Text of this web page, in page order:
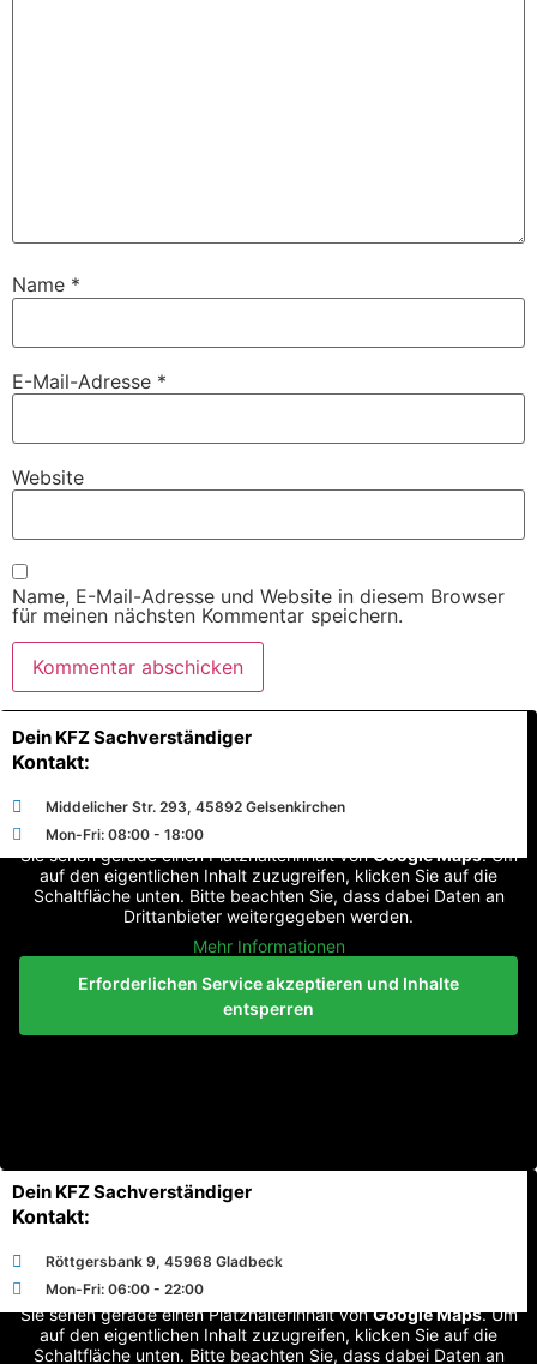
Name *
E-Mail-Adresse *
Website
Name, E-Mail-Adresse und Website in diesem Browser
für meinen nächsten Kommentar speichern.
Dein KFZ Sachverständiger
Kontakt:
Middelicher Str. 293, 45892 Gelsenkirchen
Mon-Fri: 08:00 - 18:00
Sie sehen gerade einen Platzhalterinhalt vonGoogle Maps. Um
auf den eigentlichen Inhalt zuzugreifen, klicken Sie auf die
Schaltfläche unten. Bitte beachten Sie, dass dabei Daten an
Drittanbieter weitergegeben werden.
Mehr Informationen
Erforderlichen Service akzeptieren und Inhalte
entsperren
Dein KFZ Sachverständiger
Kontakt:
Röttgersbank 9, 45968 Gladbeck
Mon-Fri: 06:00 - 22:00
Sie sehen gerade einen Platzhalterinhalt vonGoogle Maps. Um
auf den eigentlichen Inhalt zuzugreifen, klicken Sie auf die
Schaltfläche unten. Bitte beachten Sie, dass dabei Daten an